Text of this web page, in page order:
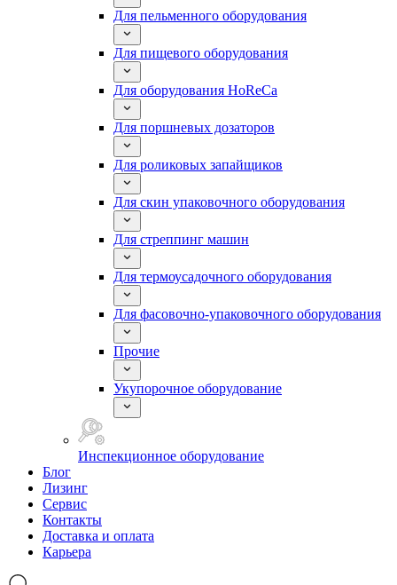
Для пельменного оборудования
Для пищевого оборудования
Для оборудования HoReCa
Для поршневых дозаторов
Для роликовых запайщиков
Для скин упаковочного оборудования
Для стреппинг машин
Для термоусадочного оборудования
Для фасовочно-упаковочного оборудования
Прочие
Укупорочное оборудование
Инспекционное оборудование
Блог
Лизинг
Сервис
Контакты
Доставка и оплата
Карьера